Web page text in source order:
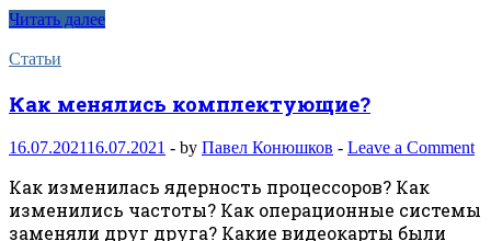
Читать далее
Статьи
Как менялись комплектующие?
16.07.202116.07.2021 - by Павел Конюшков - Leave a Comment
Как изменилась ядерность процессоров? Как
изменились частоты? Как операционные системы
заменяли друг друга? Какие видеокарты были